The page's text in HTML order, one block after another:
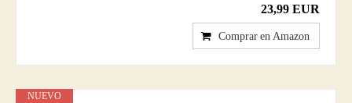
23,99 EUR
Comprar en Amazon
NUEVO